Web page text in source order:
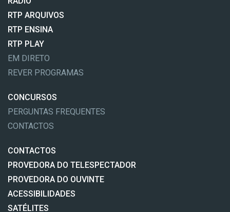
RTP ARQUIVOS
RTP ENSINA
RTP PLAY
EM DIRETO
REVER PROGRAMAS
CONCURSOS
PERGUNTAS FREQUENTES
CONTACTOS
CONTACTOS
PROVEDORA DO TELESPECTADOR
PROVEDORA DO OUVINTE
ACESSIBILIDADES
SATÉLITES